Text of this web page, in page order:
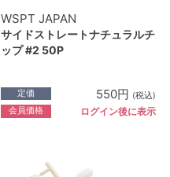
WSPT JAPAN
サイドストレートナチュラルチ
ップ #2 50P
定価 550円 (税込)
会員価格 ログイン後に表示